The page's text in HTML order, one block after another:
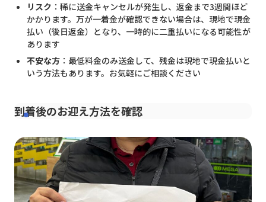
リスク ：稀に送金キャンセルが発生し、返金まで3週間ほど
かかります。万が一着金が確認できない場合は、現地で現金
払い（後日返金）となり、一時的に二重払いになる可能性が
あります
不安な方：最低料金のみ送金して、残金は現地で現金払いと
いう方法もあります。お気軽にご相談ください
到着後のお迎え方法を確認